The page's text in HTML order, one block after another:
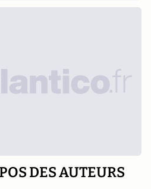
DES AUTEURS